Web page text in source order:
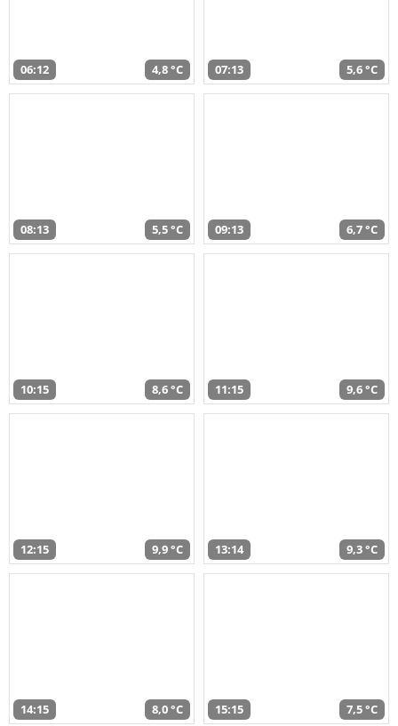
06:12 4,8 °C 07:13 5,6 °C
08:13 5,5 °C 09:13 6,7 °C
10:15 8,6 °C 11:15 9,6 °C
12:15 9,9 °C 13:14 9,3 °C
14:15 8,0 °C 15:15 7,5 °C